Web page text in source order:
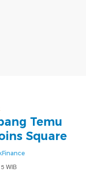
Temu
Square
WIB